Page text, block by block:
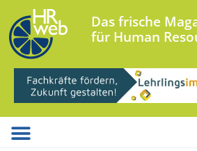
Das frische
für Human